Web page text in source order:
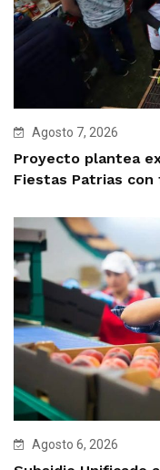
Agosto 7, 2026
Proyecto plantea
Fiestas Patrias
Agosto 6, 2026